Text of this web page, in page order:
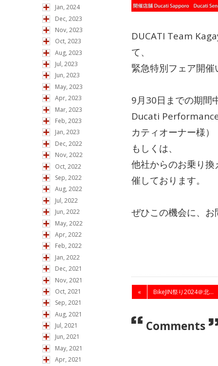
Jan, 2024
Dec, 2023
Nov, 2023
Oct, 2023
Aug, 2023
Jul, 2023
Jun, 2023
May, 2023
Apr, 2023
Mar, 2023
Feb, 2023
Jan, 2023
Dec, 2022
Nov, 2022
Oct, 2022
Sep, 2022
Aug, 2022
Jul, 2022
Jun, 2022
May, 2022
Apr, 2022
Feb, 2022
Jan, 2022
Dec, 2021
Nov, 2021
Oct, 2021
Sep, 2021
Aug, 2021
Jul, 2021
Jun, 2021
May, 2021
Apr, 2021
DUCATI Team
て、
緊急特別フェア開
9月30日までの期間
Ducati
カティオーナー様）
もしくは、
他社からのお乗り
催しております。
ぜひこの機会に、
« BikeJIN祭り2024＠北...
Comments